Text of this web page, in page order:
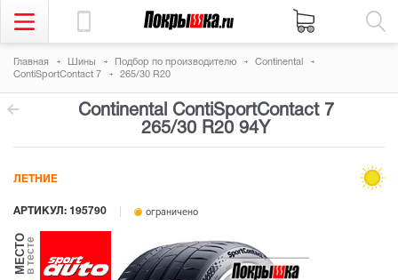
Главная Шины Подбор по производителю
Continental
ContiSportContact 7
265/30 R20
Continental ContiSportContact 7
265/30 R20 94Y
АРТИКУЛ: 195790 ограничено
ЛЕТНИЕ
МЕСТОв тесте